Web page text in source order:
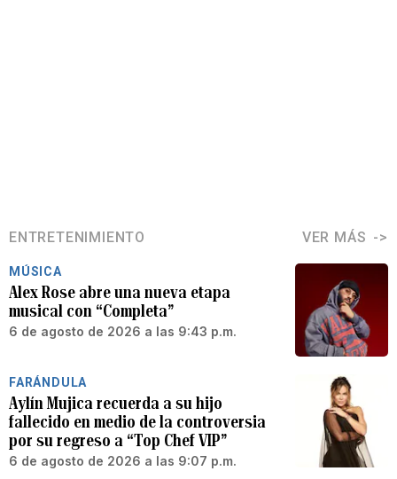
ENTRETENIMIENTO VER MÁS
MÚSICA
Alex Rose abre una nueva etapa
musical con “Completa”
6 de agosto de 2026 a las 9:43 p.m.
FARÁNDULA
Aylín Mujica recuerda a su hijo
fallecido en medio de la controversia
por su regreso a “Top Chef VIP”
6 de agosto de 2026 a las 9:07 p.m.